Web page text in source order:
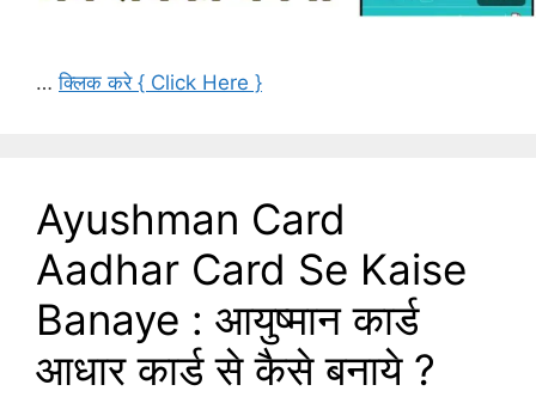
…क्लिक करे { Click Here }
Ayushman Card
Aadhar Card Se Kaise
Banaye : आयुष्मान कार्ड
आधार कार्ड से कैसे बनाये ?